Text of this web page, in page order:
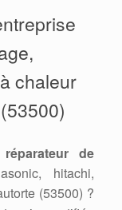
chaleur
réparateur de
hitachi,
(53500) ?